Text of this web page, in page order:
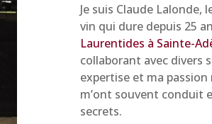
Je suis Claude Lalonde,
vin qui dure depuis 25
Laurentides à Sainte-
collaborant avec divers
expertise et ma
m’ont souvent conduit
secrets.